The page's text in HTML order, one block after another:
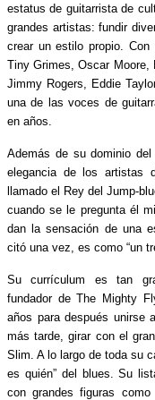
estatus de guitarrista de
grandes artistas: fundir
crear un estilo propio.
Tiny Grimes, Oscar Moore,
Jimmy Rogers, Eddie
una de las voces de
en años.
Además de su dominio
elegancia de los artistas
llamado el Rey del Jump-
cuando se le pregunta él
dan la sensación de una
citó una vez, es como “un
Su currículum es tan
fundador de The Mighty
años para después unirse
más tarde, girar con el
Slim. A lo largo de toda su
es quién” del blues. Su
con grandes figuras